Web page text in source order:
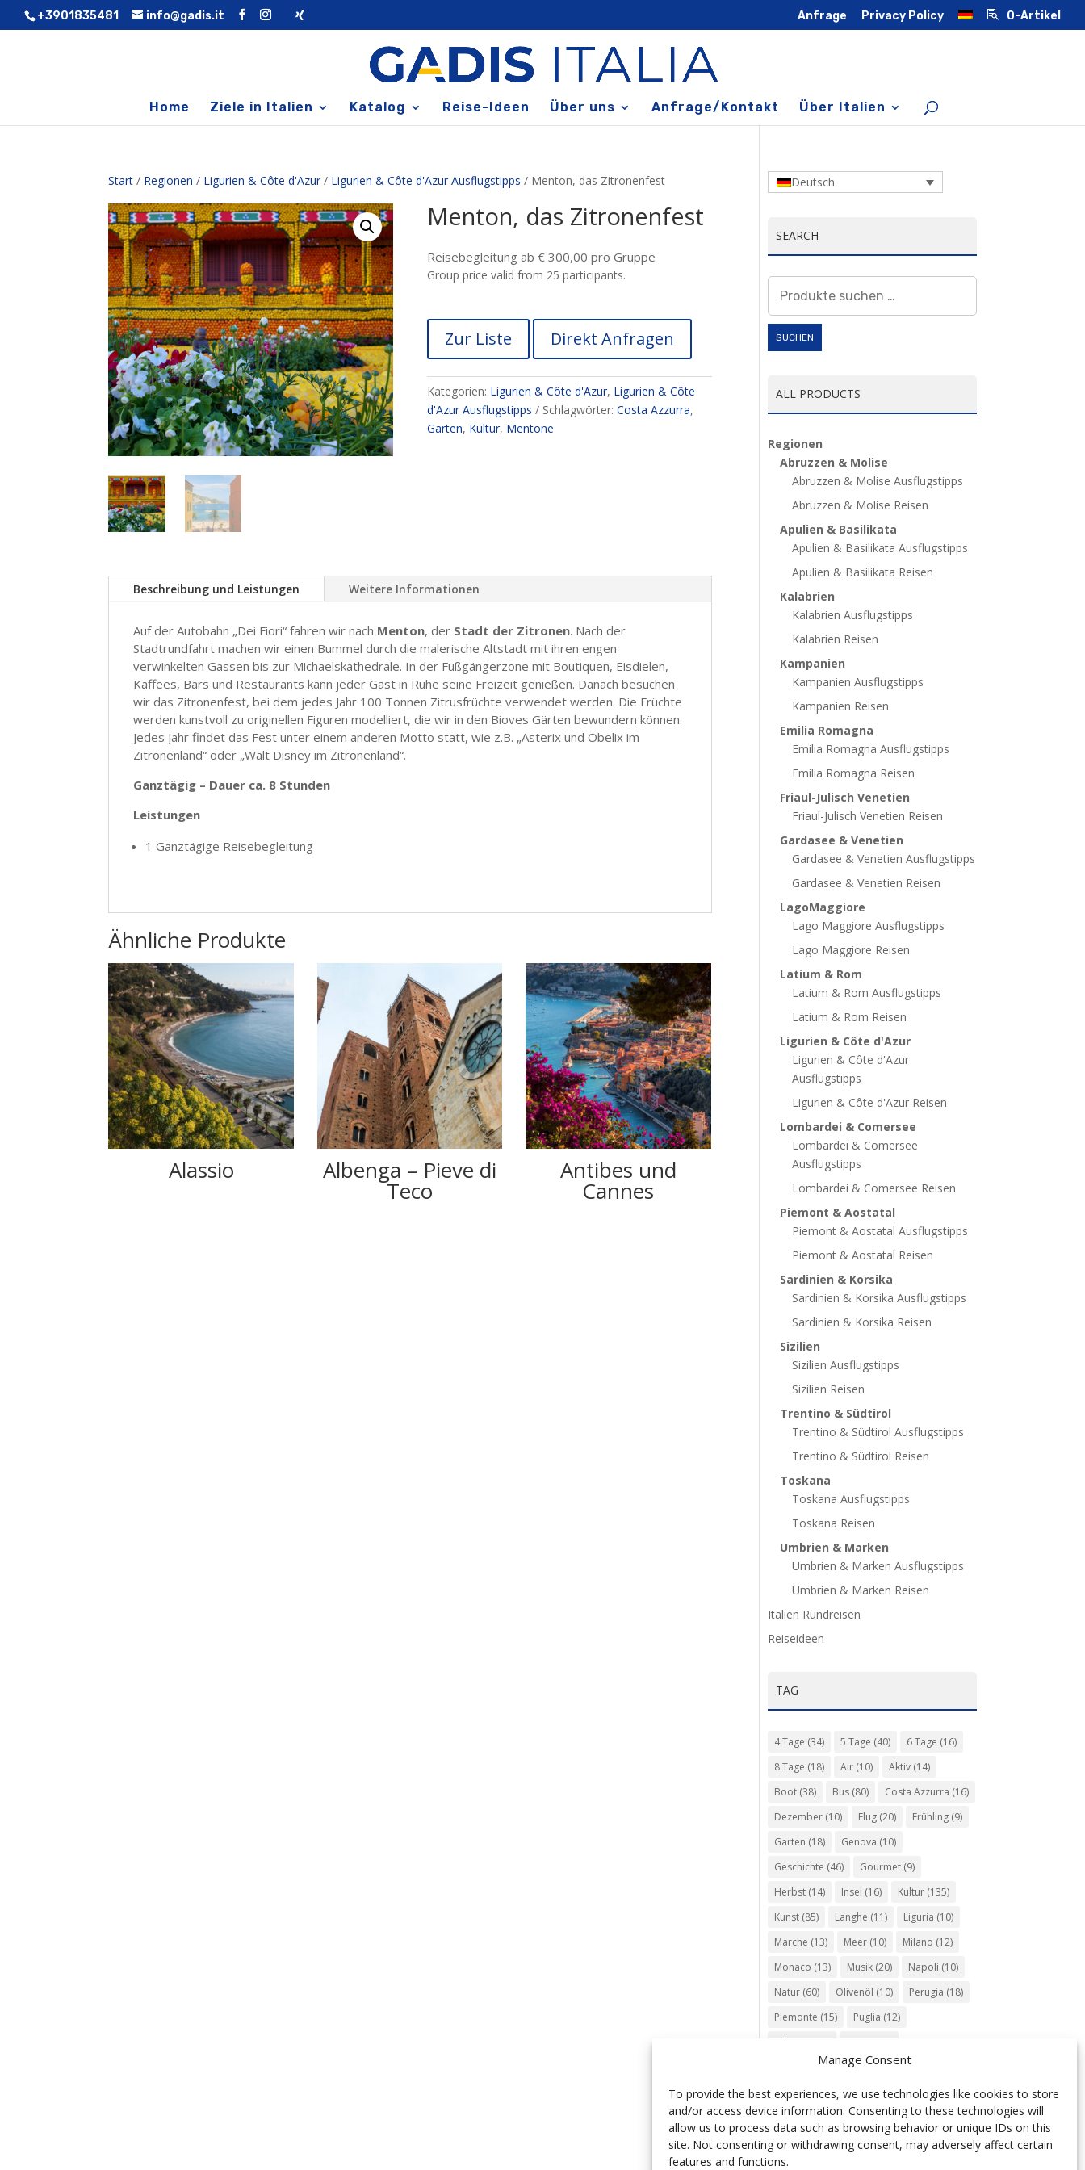
Manage Consent
To provide the best experiences, we use technologies like cookies to store
and/or access device information. Consenting to these technologies will
allow us to process data such as browsing behavior or unique IDs on this
site. Not consenting or withdrawing consent, may adversely affect certain
features and functions.
+3901835481 info@gadis.it Anfrage Privacy Policy 0-Artikel
Home Ziele in Italien Katalog Reise-Ideen Über uns Anfrage/Kontakt Über Italien
Start / Regionen / Ligurien & Côte d'Azur / Ligurien & Côte d'Azur Ausflugstipps / Menton, das Zitronenfest
Menton, das Zitronenfest
Reisebegleitung ab € 300,00 pro Gruppe
Group price valid from 25 participants.
Zur Liste Direkt Anfragen
Kategorien: Ligurien & Côte d'Azur, Ligurien & Côte
d'Azur Ausflugstipps
Schlagwörter: Costa Azzurra,
Garten, Kultur, Mentone
Beschreibung und Leistungen Weitere Informationen
Auf der Autobahn „Dei Fiori“ fahren wir nach Menton, der Stadt der Zitronen. Nach der
Stadtrundfahrt machen wir einen Bummel durch die malerische Altstadt mit ihren engen
verwinkelten Gassen bis zur Michaelskathedrale. In der Fußgängerzone mit Boutiquen, Eisdielen,
Kaffees, Bars und Restaurants kann jeder Gast in Ruhe seine Freizeit genießen. Danach besuchen
wir das Zitronenfest, bei dem jedes Jahr 100 Tonnen Zitrusfrüchte verwendet werden. Die Früchte
werden kunstvoll zu originellen Figuren modelliert, die wir in den Bioves Gärten bewundern können.
Jedes Jahr findet das Fest unter einem anderen Motto statt, wie z.B. „Asterix und Obelix im
Zitronenland“ oder „Walt Disney im Zitronenland“.
Ganztägig – Dauer ca. 8 Stunden
Leistungen
1 Ganztägige Reisebegleitung
Ähnliche Produkte
Alassio Albenga – Pieve di
Teco
Antibes und
Cannes
Deutsch
SEARCH
nach:
SUCHEN
ALL PRODUCTS
Regionen
Abruzzen & Molise
Abruzzen & Molise Ausflugstipps
Abruzzen & Molise Reisen
Apulien & Basilikata
Apulien & Basilikata Ausflugstipps
Apulien & Basilikata Reisen
Kalabrien
Kalabrien Ausflugstipps
Kalabrien Reisen
Kampanien
Kampanien Ausflugstipps
Kampanien Reisen
Emilia Romagna
Emilia Romagna Ausflugstipps
Emilia Romagna Reisen
Friaul-Julisch Venetien
Friaul-Julisch Venetien Reisen
Gardasee & Venetien
Gardasee & Venetien Ausflugstipps
Gardasee & Venetien Reisen
LagoMaggiore
Lago Maggiore Ausflugstipps
Lago Maggiore Reisen
Latium & Rom
Latium & Rom Ausflugstipps
Latium & Rom Reisen
Ligurien & Côte d'Azur
Ligurien & Côte d'Azur
Ausflugstipps
Ligurien & Côte d'Azur Reisen
Lombardei & Comersee
Lombardei & Comersee
Ausflugstipps
Lombardei & Comersee Reisen
Piemont & Aostatal
Piemont & Aostatal Ausflugstipps
Piemont & Aostatal Reisen
Sardinien & Korsika
Sardinien & Korsika Ausflugstipps
Sardinien & Korsika Reisen
Sizilien
Sizilien Ausflugstipps
Sizilien Reisen
Trentino & Südtirol
Trentino & Südtirol Ausflugstipps
Trentino & Südtirol Reisen
Toskana
Toskana Ausflugstipps
Toskana Reisen
Umbrien & Marken
Umbrien & Marken Ausflugstipps
Umbrien & Marken Reisen
Italien Rundreisen
Reiseideen
TAG
4 Tage (34) 5 Tage (40) 6 Tage (16)
8 Tage (18) Air(10) Aktiv(14)
Boot(38) Bus(80) Costa Azzurra (16)
Dezember(10) Flug(20) Frühling(9)
Garten (18) Genova (10)
Geschichte (46) Gourmet(9)
Herbst(14) Insel (16) Kultur(135)
Kunst(85) Langhe (11) Liguria (10)
Marche (13) Meer(10) Milano (12)
Monaco (13) Musik(20) Napoli (10)
Natur(60) Olivenöl (10) Perugia (18)
Piemonte (15) Puglia (12)
Religion
(20) September(9)
Torino(12) Tradition (26) Veneto (12)
Verona(11) Wein(31) Wine (30)
Winter(11) Zug (11)